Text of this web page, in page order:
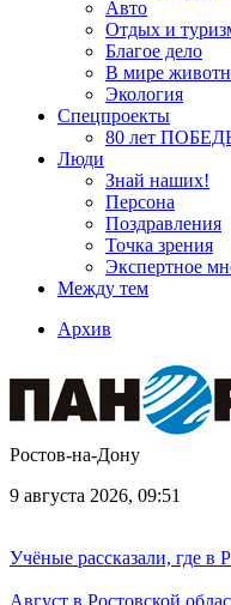
Авто
Отдых и
Благое дело
В мире
Экология
Спецпроекты
80 лет
Люди
Знай наших!
Персона
Поздравления
Точка зрения
Экспертное
Между тем
Архив
Ростов-на-Дону
9 августа 2026, 09:51
Учёные рассказали, где в
Август в Ростовской